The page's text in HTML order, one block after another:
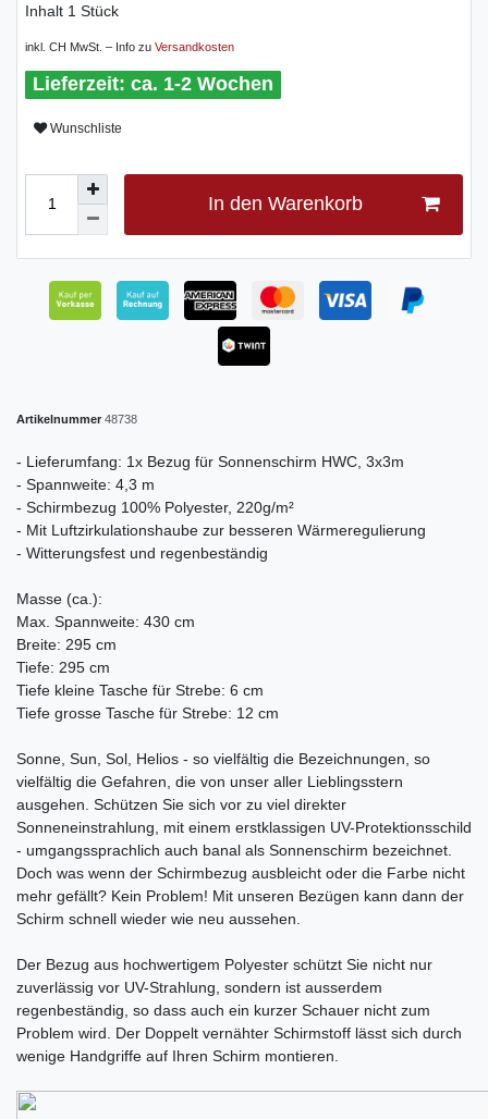
Inhalt 1 Stück
inkl. CH MwSt. – Info zu Versandkosten
ca. 1-2 Wochen
Wunschliste
In den Warenkorb
Artikelnummer 48738
- Lieferumfang: 1x Bezug für Sonnenschirm HWC, 3x3m
- Spannweite: 4,3 m
- Schirmbezug 100% Polyester, 220g/m²
- Mit Luftzirkulationshaube zur besseren Wärmeregulierung
- Witterungsfest und regenbeständig
Masse (ca.):
Max. Spannweite: 430 cm
Breite: 295 cm
Tiefe: 295 cm
Tiefe kleine Tasche für Strebe: 6 cm
Tiefe grosse Tasche für Strebe: 12 cm
Sonne, Sun, Sol, Helios - so vielfältig die Bezeichnungen, so
vielfältig die Gefahren, die von unser aller Lieblingsstern
ausgehen. Schützen Sie sich vor zu viel direkter
Sonneneinstrahlung, mit einem erstklassigen UV-Protektionsschild
- umgangssprachlich auch banal als Sonnenschirm bezeichnet.
Doch was wenn der Schirmbezug ausbleicht oder die Farbe nicht
mehr gefällt? Kein Problem! Mit unseren Bezügen kann dann der
Schirm schnell wieder wie neu aussehen.
Der Bezug aus hochwertigem Polyester schützt Sie nicht nur
zuverlässig vor UV-Strahlung, sondern ist ausserdem
regenbeständig, so dass auch ein kurzer Schauer nicht zum
Problem wird. Der Doppelt vernähter Schirmstoff lässt sich durch
wenige Handgriffe auf Ihren Schirm montieren.